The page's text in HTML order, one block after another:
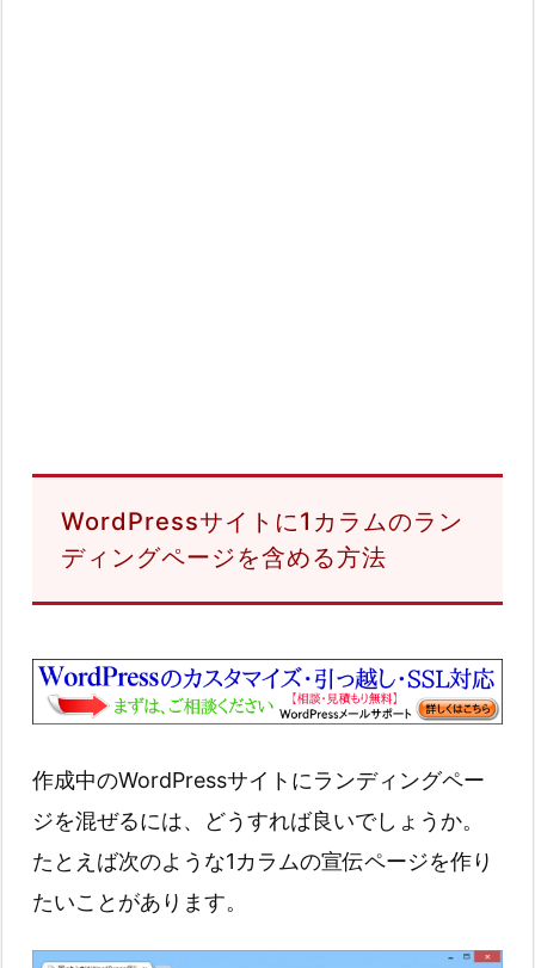
WordPressサイトに1カラムのラン
ディングページを含める方法
作成中のWordPressサイトにランディングペー
ジを混ぜるには、どうすれば良いでしょうか。
たとえば次のような1カラムの宣伝ページを作り
たいことがあります。